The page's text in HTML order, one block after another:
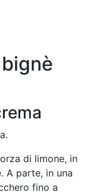
di limone, in
A parte, in una
fino a